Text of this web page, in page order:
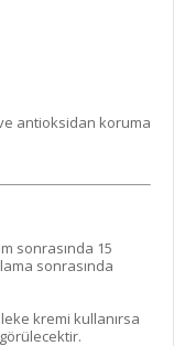
antioksidan koruma
sonrasında 15
sonrasında
kremi kullanırsa